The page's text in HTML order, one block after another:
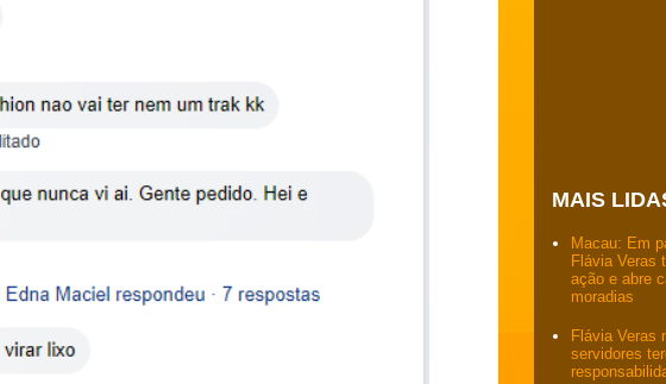
MAIS
Macau: Em
Flávia Veras
ação e abre
moradias
Flávia Veras
servidores